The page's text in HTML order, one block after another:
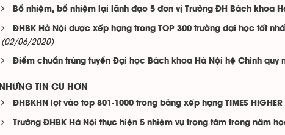
Bổ nhiệm, bổ nhiệm lại lãnh đạo 5 đơn vị Trường ĐH Bách khoa
ĐHBK Hà Nội được xếp hạng trong TOP 300 trường đại học tốt
(02/06/2020)
Điểm chuẩn trúng tuyển Đại học Bách khoa Hà Nội hệ Chính quy
NHỮNG TIN CŨ HƠN
ĐHBKHN lọt vào top 801-1000 trong bảng xếp hạng TIMES HIGHER
Trường ĐHBK Hà Nội thực hiện 5 nhiệm vụ trọng tâm trong năm